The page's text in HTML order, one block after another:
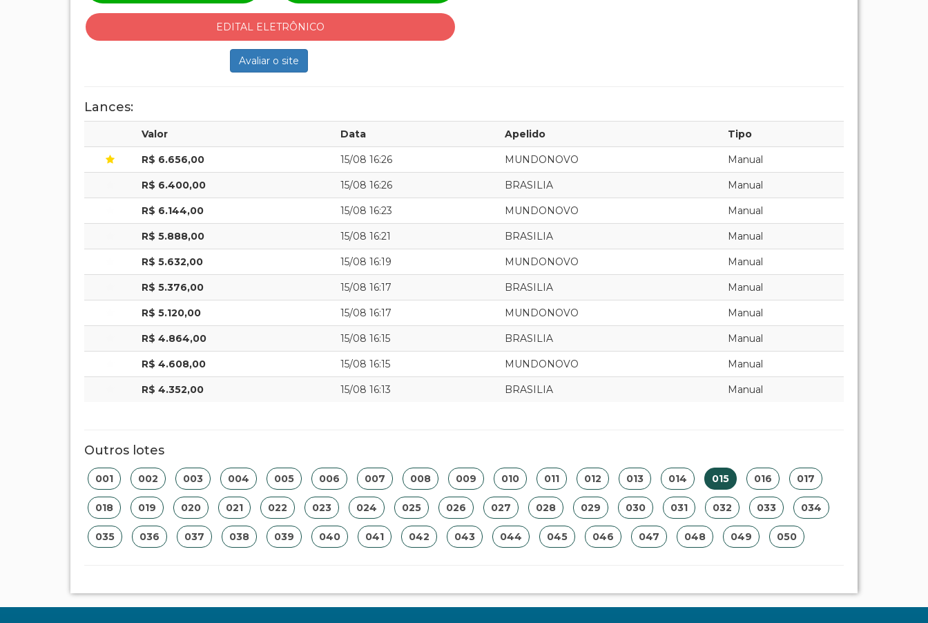
EDITAL ELETRÔNICO
Avaliar o site
Lances:
Valor Data Apelido Tipo
R$ 6.656,00 15/08 16:26 MUNDONOVO Manual
R$ 6.400,00 15/08 16:26 BRASILIA Manual
R$ 6.144,00 15/08 16:23 MUNDONOVO Manual
R$ 5.888,00 15/08 16:21 BRASILIA Manual
R$ 5.632,00 15/08 16:19 MUNDONOVO Manual
R$ 5.376,00 15/08 16:17 BRASILIA Manual
R$ 5.120,00 15/08 16:17 MUNDONOVO Manual
R$ 4.864,00 15/08 16:15 BRASILIA Manual
R$ 4.608,00 15/08 16:15 MUNDONOVO Manual
R$ 4.352,00 15/08 16:13 BRASILIA Manual
Outros lotes
001 002 003 004 005 006 007 008 009 010 011 012 013 014 015 016 017
018 019 020 021 022 023 024 025 026 027 028 029 030 031 032 033 034
035 036 037 038 039 040 041 042 043 044 045 046 047 048 049 050